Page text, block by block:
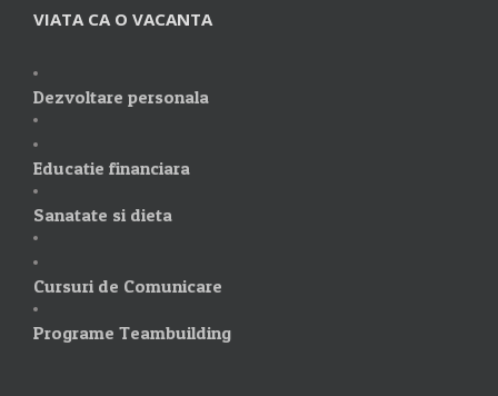
VIATA CA O VACANTA
Dezvoltare personala
Educatie financiara
Sanatate si dieta
Cursuri de Comunicare
Programe Teambuilding